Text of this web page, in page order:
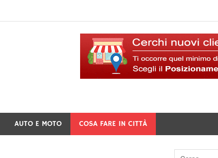
Di Lancusi
AUTO E MOTO COSA FARE IN CITTÀ